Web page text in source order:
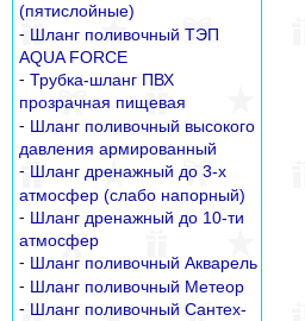
(пятислойные)
- Шланг поливочный ТЭП
AQUA FORCE
- Трубка-шланг ПВХ
прозрачная пищевая
- Шланг поливочный высокого
давления армированный
- Шланг дренажный до 3-х
атмосфер (слабо напорный)
- Шланг дренажный до 10-ти
атмосфер
- Шланг поливочный Акварель
- Шланг поливочный Метеор
- Шланг поливочный Сантех-